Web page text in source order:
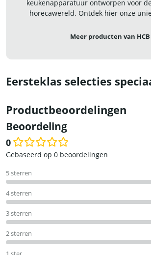
keukenapparatuur ontworpen voor
horecawereld. Ontdek hier onze
Meer producten van HCB
Eersteklas selecties
Productbeoordelingen
Beoordeling
0
Waardering
uit
5
Gebaseerd op 0 beoordelingen
5 sterren
4 sterren
3 sterren
2 sterren